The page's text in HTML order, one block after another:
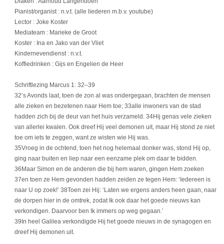
Pianist/organist : n.v.t. (alle liederen m.b.v. youtube)
Lector : Joke Koster
Mediateam : Marieke de Groot
Koster : Ina en Jako van der Vliet
Kindernevendienst : n.v.t.
Koffiedrinken : Gijs en Engelien de Heer
Schriftlezing Marcus 1: 32–39
32’s Avonds laat, toen de zon al was ondergegaan, brachten de mensen
alle zieken en bezetenen naar Hem toe; 33alle inwoners van de stad
hadden zich bij de deur van het huis verzameld. 34Hij genas vele zieken
van allerlei kwalen. Ook dreef Hij veel demonen uit, maar Hij stond ze niet
toe om iets te zeggen, want ze wisten wie Hij was.
35Vroeg in de ochtend, toen het nog helemaal donker was, stond Hij op,
ging naar buiten en liep naar een eenzame plek om daar te bidden.
36Maar Simon en de anderen die bij hem waren, gingen Hem zoeken
37en toen ze Hem gevonden hadden zeiden ze tegen Hem: ‘Iedereen is
naar U op zoek!’ 38Toen zei Hij: ‘Laten we ergens anders heen gaan, naar
de dorpen hier in de omtrek, zodat Ik ook daar het goede nieuws kan
verkondigen. Daarvoor ben Ik immers op weg gegaan.’
39In heel Galilea verkondigde Hij het goede nieuws in de synagogen en
dreef Hij demonen uit.